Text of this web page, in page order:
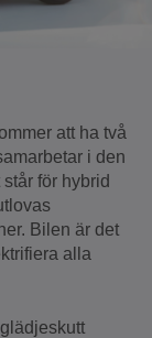
att ha två
i den
för hybrid
Bilen är det
alla